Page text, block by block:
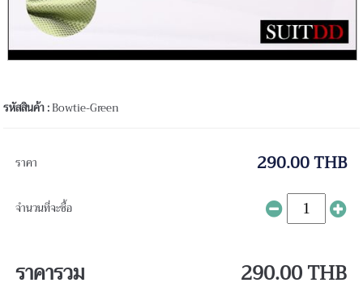
รหัสสินค้า :Bowtie-Green
ราคา 290.00 THB
จำนวนที่จะซื้อ
ราคารวม 290.00 THB